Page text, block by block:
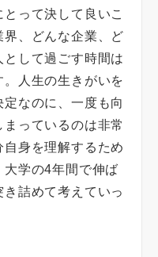
って決して良いこ
界、どんな企業、ど
して過ごす時間は
人生の生きがいを
なのに、一度も向
っているのは非常
身を理解するため
大学の4年間で伸ば
詰めて考えていっ